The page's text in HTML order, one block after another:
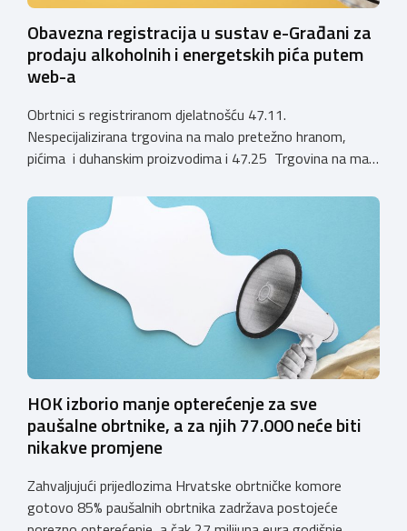
Obavezna registracija u sustav e-Građani za
prodaju alkoholnih i energetskih pića putem
web-a
Obrtnici s registriranom djelatnošću 47.11.
Nespecijalizirana trgovina na malo pretežno hranom,
pićima i duhanskim proizvodima i 47.25 Trgovina na malo
koja sadrže alkohol i energetska pića dužni su uskladiti
svoje poslovne procese i osigurati tehničko rješenje za
vjerodostojnu provjeru punoljetnosti kupca putem
sustava e-Građani ili putem mobilne […]
HOK izborio manje opterećenje za sve
paušalne obrtnike, a za njih 77.000 neće biti
nikakve promjene
Zahvaljujući prijedlozima Hrvatske obrtničke komore
gotovo 85% paušalnih obrtnika zadržava postojeće